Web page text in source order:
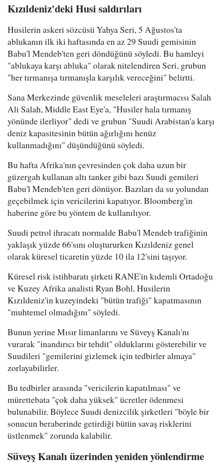
Kızıldeniz'deki Husi saldırıları
Husilerin askeri sözcüsü Yahya Seri, 5 Ağustos'ta
ablukanın ilk iki haftasında en az 29 Suudi gemisinin
Babu'l Mendeb'ten geri döndüğünü söyledi. Bu hamleyi
"ablukaya karşı abluka" olarak nitelendiren Seri, grubun
"her tırmanışa tırmanışla karşılık vereceğini" belirtti.
Sana Merkezinde güvenlik meseleleri araştırmacısı Salah
Ali Salah, Middle East Eye'a, "Husiler hala tırmanış
yönünde ilerliyor" dedi ve grubun "Suudi Arabistan'a karşı
deniz kapasitesinin bütün ağırlığını henüz
kullanmadığını" düşündüğünü söyledi.
Bu hafta Afrika'nın çevresinden çok daha uzun bir
güzergah kullanan altı tanker gibi bazı Suudi gemileri
Babu'l Mendeb'ten geri dönüyor. Bazıları da su yolundan
geçebilmek için vericilerini kapatıyor. Bloomberg'in
haberine göre bu yöntem de kullanılıyor.
Suudi petrol ihracatı normalde Babu'l Mendeb trafiğinin
yaklaşık yüzde 66'sını oluştururken Kızıldeniz genel
olarak küresel ticaretin yüzde 10 ila 12'sini taşıyor.
Küresel risk istihbaratı şirketi RANE'in kıdemli Ortadoğu
ve Kuzey Afrika analisti Ryan Bohl, Husilerin
Kızıldeniz'in kuzeyindeki "bütün trafiği" kapatmasının
"muhtemel olmadığını" söyledi.
Bunun yerine Mısır limanlarını ve Süveyş Kanalı'nı
vurarak "inandırıcı bir tehdit" olduklarını gösterebilir ve
Suudileri "gemilerini gizlemek için tedbirler almaya"
zorlayabilirler.
Bu tedbirler arasında "vericilerin kapatılması" ve
mürettebata "çok daha yüksek" ücretler ödenmesi
bulunabilir. Böylece Suudi denizcilik şirketleri "böyle bir
sonucun beraberinde getirdiği bütün savaş risklerini
üstlenmek" zorunda kalabilir.
Süveyş Kanalı üzerinden yeniden yönlendirme